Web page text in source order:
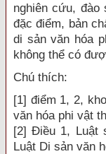
nghiên cứu, đào
đặc điểm, bản
di sản văn hóa
không thể có
Chú thích:
[1] điểm 1, 2,
văn hóa phi vật
[2] Điều 1, Luật
Luật Di sản văn